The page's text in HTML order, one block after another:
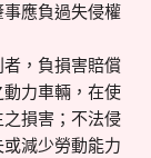
應負過失侵權
，負損害賠償
力車輛，在使
損害；不法侵
減少勞動能力